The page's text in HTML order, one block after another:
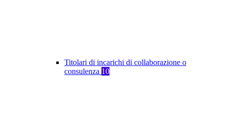
Titolari di incarichi di collaborazione o
consulenza 10